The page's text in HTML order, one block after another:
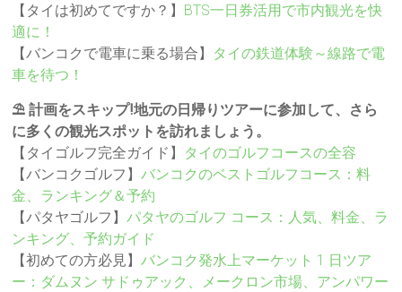
【タイは初めてですか？】 BTS一日券活用で市内観光を快
適に！
【バンコクで電車に乗る場合】 タイの鉄道体験～線路で電
車を待つ！
⛱️ 計画をスキップ!地元の日帰りツアーに参加して、さら
に多くの観光スポットを訪れましょう。
【タイゴルフ完全ガイド】 タイのゴルフコースの全容
【バンコクゴルフ】バンコクのベストゴルフコース：料
金、ランキング＆予約
【パタヤゴルフ】パタヤのゴルフ コース：人気、料金、ラ
ンキング、予約ガイド
【初めての方必見】バンコク発水上マーケット 1 日ツア
ー：ダムヌン サドゥアック、メークロン市場、アンパワー